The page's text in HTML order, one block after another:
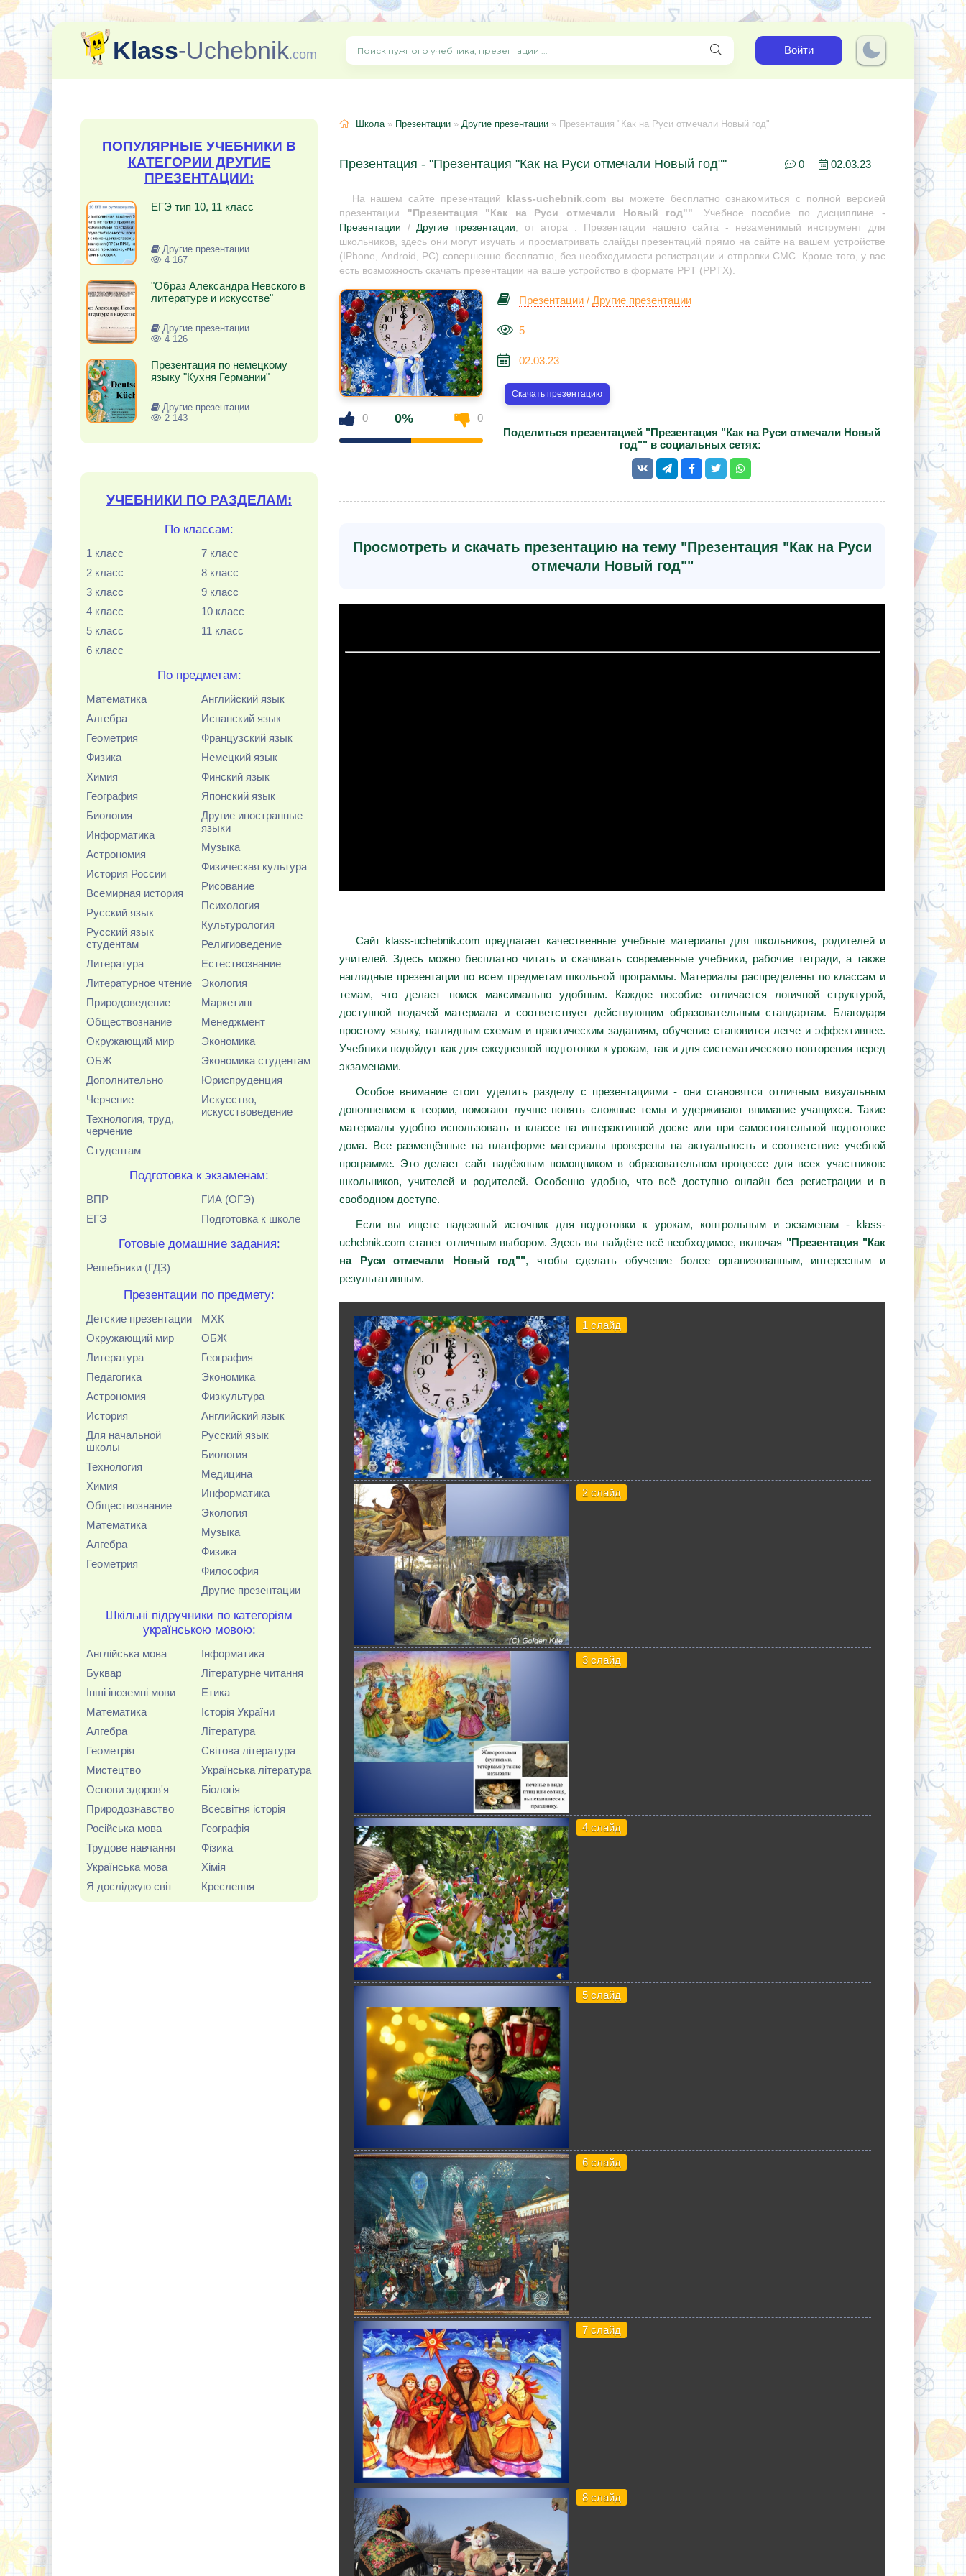
Klass-Uchebnik.com Войти
ПОПУЛЯРНЫЕ УЧЕБНИКИ В
КАТЕГОРИИ ДРУГИЕ
ПРЕЗЕНТАЦИИ:
ЕГЭ тип 10, 11 класс
Другие презентации
4 167
"Образ Александра Невского в
литературе и искусстве"
Другие презентации
4 126
Презентация по немецкому
языку "Кухня Германии"
Другие презентации
2 143
УЧЕБНИКИ ПО РАЗДЕЛАМ:
По классам:
1 класс
2 класс
3 класс
4 класс
5 класс
6 класс
7 класс
8 класс
9 класс
10 класс
11 класс
По предметам:
Математика
Алгебра
Геометрия
Физика
Химия
География
Биология
Информатика
Астрономия
История России
Всемирная история
Русский язык
Русский язык
студентам
Литература
Литературное чтение
Природоведение
Обществознание
Окружающий мир
ОБЖ
Дополнительно
Черчение
Технология, труд,
черчение
Студентам
Английский язык
Испанский язык
Французский язык
Немецкий язык
Финский язык
Японский язык
Другие иностранные
языки
Музыка
Физическая культура
Рисование
Психология
Культурология
Религиоведение
Естествознание
Экология
Маркетинг
Менеджмент
Экономика
Экономика студентам
Юриспруденция
Искусство,
искусствоведение
Подготовка к экзаменам:
ВПР
ЕГЭ
ГИА (ОГЭ)
Подготовка к школе
Готовые домашние задания:
Решебники (ГДЗ)
Презентации по предмету:
Детские презентации
Окружающий мир
Литература
Педагогика
Астрономия
История
Для начальной
школы
Технология
Химия
Обществознание
Математика
Алгебра
Геометрия
МХК
ОБЖ
География
Экономика
Физкультура
Английский язык
Русский язык
Биология
Медицина
Информатика
Экология
Музыка
Физика
Философия
Другие презентации
Шкільні підручники по категоріям
українською мовою:
Англійська мова
Буквар
Інші іноземні мови
Математика
Алгебра
Геометрія
Мистецтво
Основи здоров'я
Природознавство
Російська мова
Трудове навчання
Українська мова
Я досліджую світ
Інформатика
Літературне читання
Етика
Історія України
Література
Світова література
Українська література
Біологія
Всесвітня історія
Географія
Фізика
Хімія
Креслення
Школа» Презентации » Другие презентации » Презентация "Как на Руси отмечали Новый год"
Презентация - "Презентация "Как на Руси отмечали Новый год"" 0 02.03.23
На нашем сайте презентаций klass-uchebnik.comвы можете бесплатно ознакомиться с полной версией
презентации "Презентация "Как на Руси отмечали Новый год"". Учебное пособие по дисциплине -
Презентации /Другие презентации, от атора . Презентации нашего сайта - незаменимый инструмент для
школьников, здесь они могут изучать и просматривать слайды презентаций прямо на сайте на вашем устройстве
(IPhone, Android, PC) совершенно бесплатно, без необходимости регистрации и отправки СМС. Кроме того, у вас
есть возможность скачать презентации на ваше устройство в формате PPT (PPTX).
0 0% 0
Презентации / Другие презентации
5
02.03.23
Скачать презентацию
Поделиться презентацией "Презентация "Как на Руси отмечали Новый
год"" в социальных сетях:
Просмотреть и скачать презентацию на тему "Презентация "Как на Руси
отмечали Новый год""
Сайт klass-uchebnik.com предлагает качественные учебные материалы для школьников, родителей и
учителей. Здесь можно бесплатно читать и скачивать современные учебники, рабочие тетради, а также
наглядные презентации по всем предметам школьной программы. Материалы распределены по классам и
темам, что делает поиск максимально удобным. Каждое пособие отличается логичной структурой,
доступной подачей материала и соответствует действующим образовательным стандартам. Благодаря
простому языку, наглядным схемам и практическим заданиям, обучение становится легче и эффективнее.
Учебники подойдут как для ежедневной подготовки к урокам, так и для систематического повторения перед
экзаменами.
Особое внимание стоит уделить разделу с презентациями - они становятся отличным визуальным
дополнением к теории, помогают лучше понять сложные темы и удерживают внимание учащихся. Такие
материалы удобно использовать в классе на интерактивной доске или при самостоятельной подготовке
дома. Все размещённые на платформе материалы проверены на актуальность и соответствие учебной
программе. Это делает сайт надёжным помощником в образовательном процессе для всех участников:
школьников, учителей и родителей. Особенно удобно, что всё доступно онлайн без регистрации и в
свободном доступе.
Если вы ищете надежный источник для подготовки к урокам, контрольным и экзаменам - klass-
uchebnik.com станет отличным выбором. Здесь вы найдёте всё необходимое, включая "Презентация "Как
на Руси отмечали Новый год"", чтобы сделать обучение более организованным, интересным и
результативным.
1 слайд
2 слайд
3 слайд
4 слайд
5 слайд
6 слайд
7 слайд
8 слайд